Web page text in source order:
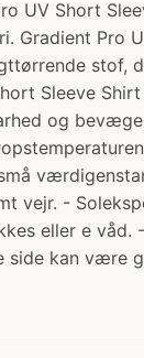
UV Short
Gradient Pro
stof,
Sleeve
og
vejr. -
eller e våd.
side kan være